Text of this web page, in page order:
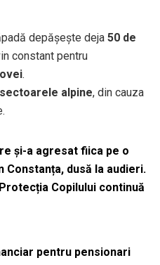
depășește deja 50 de
constant pentru
.
alpine, din cauza
și-a agresat fiica pe o
Constanța, dusă la audieri.
Copilului continuă
pentru pensionari